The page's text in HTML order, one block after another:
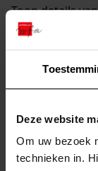
Deze website
Om uw bezoek
technieken in.
Toon details
603
Brood- en
winkel, 1981-